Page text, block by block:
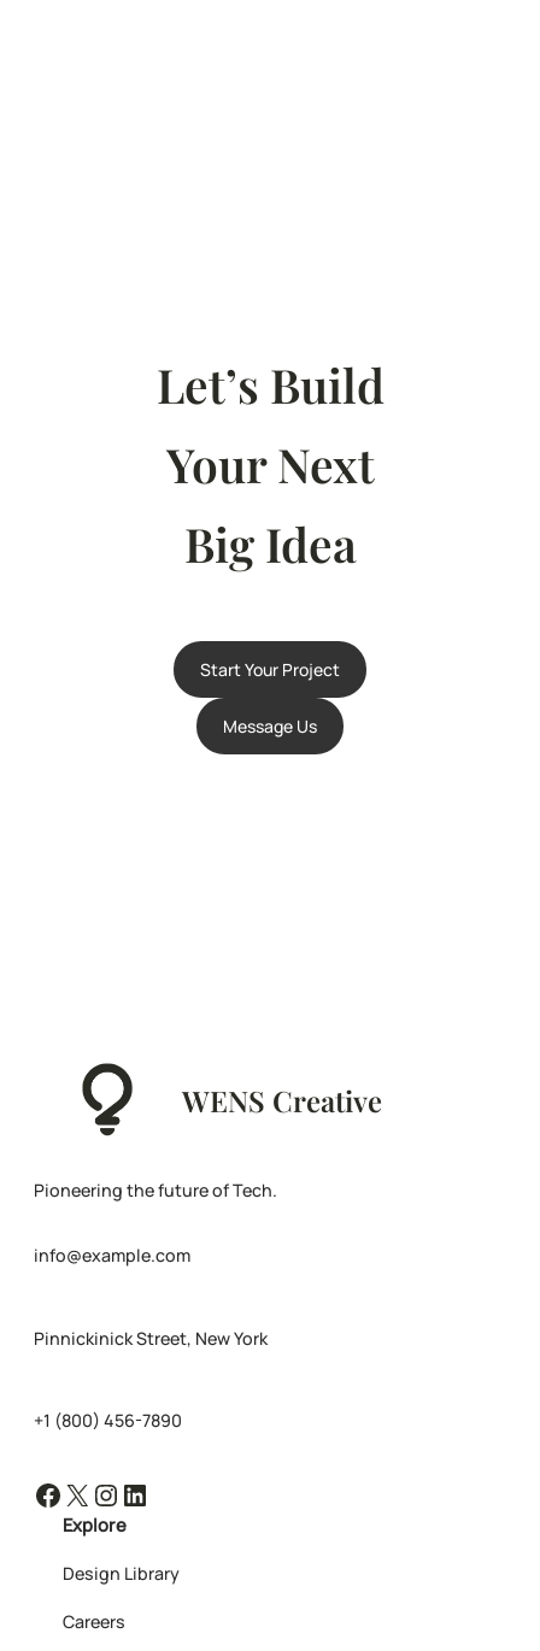
Let’s Build
Your Next
Big Idea
Start Your Project
Message Us
WENS Creative
Pioneering the future of Tech.
info@example.com
Pinnickinick Street, New York
+1 (800) 456-7890
Facebook X Instagram LinkedIn
Explore
Design Library
Careers